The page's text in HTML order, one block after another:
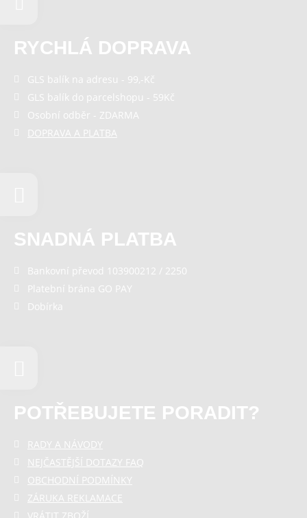
RYCHLÁ DOPRAVA
GLS balík na adresu - 99,-Kč
GLS balík do parcelshopu - 59Kč
Osobní odběr - ZDARMA
DOPRAVA A PLATBA
SNADNÁ PLATBA
Bankovní převod 103900212 / 2250
Platební brána GO PAY
Dobírka
POTŘEBUJETE PORADIT?
RADY A NÁVODY
NEJČASTĚJŠÍ DOTAZY FAQ
OBCHODNÍ PODMÍNKY
ZÁRUKA REKLAMACE